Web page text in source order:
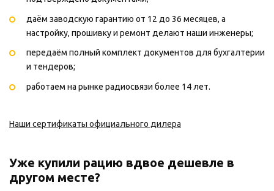
даём заводскую гарантию от 12 до 36 месяцев, а
настройку, прошивку и ремонт делают наши инженеры;
передаём полный комплект документов для бухгалтерии
и тендеров;
работаем на рынке радиосвязи более 14 лет.
Наши сертификаты официального дилера
Уже купили рацию вдвое дешевле в
другом месте?